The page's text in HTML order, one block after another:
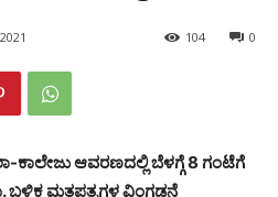
0
104
ಆವರಣದಲ್ಲಿ ಬೆಳಗ್ಗೆ 8 ಗಂಟೆಗೆ
ಬಳಿಕ ಮತಪತ್ರಗಳ ವಿಂಗಡನೆ